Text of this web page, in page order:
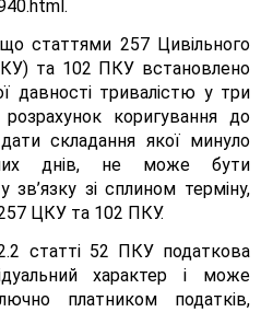
статтями 257 Цивільного
та 102 ПКУ встановлено
давності тривалістю у три
коригування до
складання якої минуло
днів, не може бути
зі сплином терміну,
ЦКУ та 102 ПКУ.
статті 52 ПКУ податкова
характер і може
платником податків,